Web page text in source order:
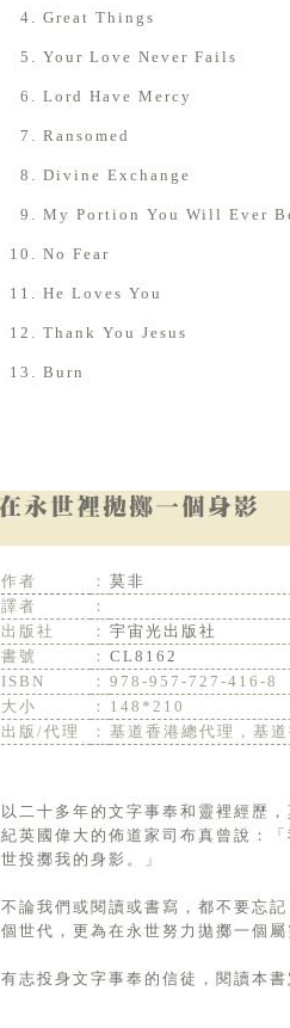
Great Things
Your Love Never Fails
Lord Have Mercy
Ransomed
Divine Exchange
My Portion You Will Ever
No Fear
He Loves You
Thank You Jesus
Burn
作者 ： 莫非
譯者
：
出版社
： 宇宙光出版社
書號
： CL8162
ISBN
： 978-957-727-416-8
大小
： 148*210
出版/代理
： 基道香港總代理，基
以二十多年的文字事奉和靈裡經歷
紀英國偉大的佈道家司布真曾說：
世投擲我的身影。」
不論我們或閱讀或書寫，都不要忘
個世代，更為在永世努力拋擲一個
有志投身文字事奉的信徒，閱讀本